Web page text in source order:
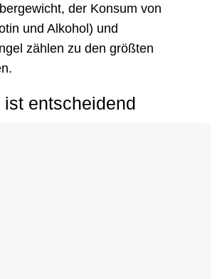
der Konsum von
und Alkohol) und
zählen zu den größten
entscheidend